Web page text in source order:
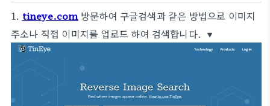
1. tineye.com방문하여 구글검색과 같은 방법으로 이미지
주소나 직접 이미지를 업로드 하여 검색합니다. ▼